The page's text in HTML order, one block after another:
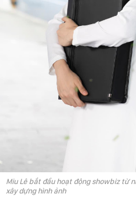
Miu Lê bắt đầu hoạt động showbiz từ
xây dựng hình ảnh